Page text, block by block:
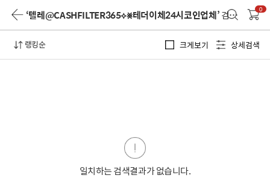
‘텔레@CASHFILTER365⟡⨳테더이체24시코인업체’검색 결과 0
랭킹순 크게보기 상세검색
일치하는 검색결과가 없습니다.